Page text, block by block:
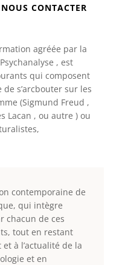
NOUS CONTACTER
agréée par la
, est
qui composent
s’arcbouter sur les
(Sigmund Freud ,
Lacan , ou autre ) ou
contemporaine de
qui intègre
chacun de ces
tout en restant
à l’actualité de la
et en